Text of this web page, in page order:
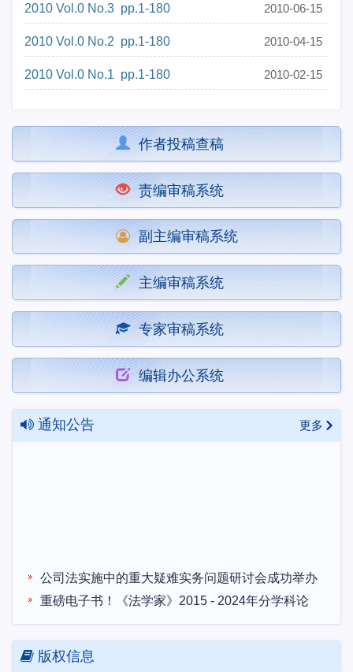
2010 Vol.0 No.3 pp.1-180 2010-06-15
2010 Vol.0 No.2 pp.1-180 2010-04-15
2010 Vol.0 No.1 pp.1-180 2010-02-15
作者投稿查稿
责编审稿系统
副主编审稿系统
主编审稿系统
专家审稿系统
编辑办公系统
通知公告 更多
公司法实施中的重大疑难实务问题研讨会成功举办
重磅电子书！《法学家》2015 - 2024年分学科论
“构建中国特色法学知识体系、话语体系和法治体
系” 2024年度学术研讨会成功召开
版权信息